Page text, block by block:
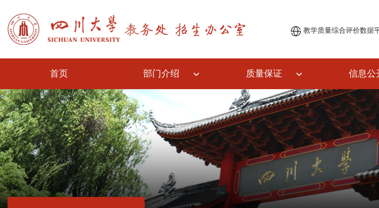
教学质量综合评价数据
首页 部门介绍 质量保证 信息公